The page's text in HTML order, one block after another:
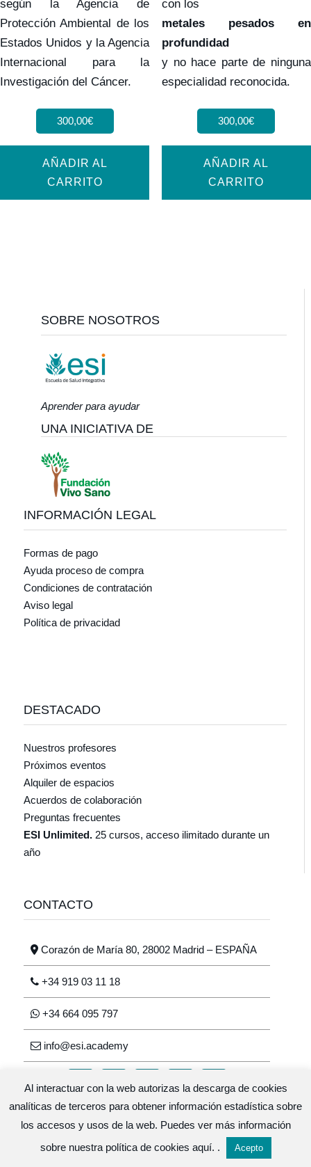
según la Agencia de
Protección Ambiental de los
Estados Unidos y la Agencia
Internacional para la
Investigación del Cáncer.
300,00€
AÑADIR AL
CARRITO
con los
metales pesados en
profundidad
y no hace parte de ninguna
especialidad reconocida.
300,00€
AÑADIR AL
CARRITO
SOBRE NOSOTROS
Aprender para ayudar
UNA INICIATIVA DE
INFORMACIÓN LEGAL
Formas de pago
Ayuda proceso de compra
Condiciones de contratación
Aviso legal
Política de privacidad
DESTACADO
Nuestros profesores
Próximos eventos
Alquiler de espacios
Acuerdos de colaboración
Preguntas frecuentes
ESI Unlimited. 25 cursos, acceso ilimitado durante un
año
CONTACTO
Corazón de María 80, 28002 Madrid – ESPAÑA
+34 919 03 11 18
+34 664 095 797
info@esi.academy
Escuela de salud integrativa © 2026 · Diseño y
desarrollo GlopDesign
Al interactuar con la web autorizas la descarga de cookies
analíticas de terceros para obtener información estadística sobre
los accesos y usos de la web. Puedes ver más información
sobre nuestra política de cookies aquí. . Acepto